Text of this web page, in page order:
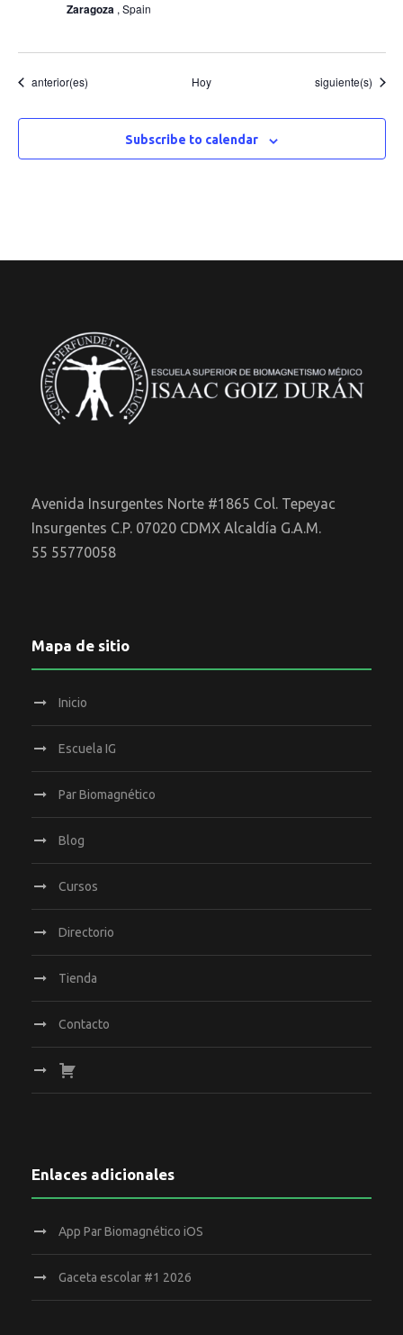
Zaragoza , Spain
Eventos
anterior(es) Hoy Eventos
siguiente(s)
Subscribe to calendar
Avenida Insurgentes Norte #1865 Col. Tepeyac
Insurgentes C.P. 07020 CDMX Alcaldía G.A.M.
55 55770058
Mapa de sitio
Inicio
Escuela IG
Par Biomagnético
Blog
Cursos
Directorio
Tienda
Contacto
Enlaces adicionales
App Par Biomagnético iOS
Gaceta escolar #1 2026